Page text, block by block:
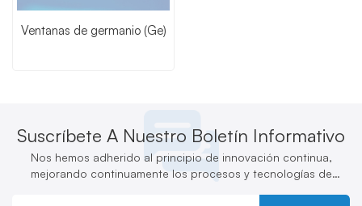
Ventanas de germanio (Ge)
Suscríbete A Nuestro Boletín Informativo
Nos hemos adherido al principio de innovación continua,
mejorando continuamente los procesos y tecnologías de